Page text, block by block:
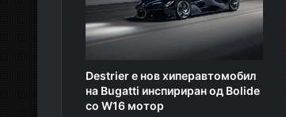
Destrier е нов хиперавтомобил
на Bugatti инспириран од Bolide
со W16 мотор